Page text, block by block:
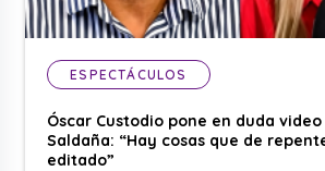
ESPECTÁCULOS
Óscar Custodio pone en duda
Saldaña: “Hay cosas que de
editado”